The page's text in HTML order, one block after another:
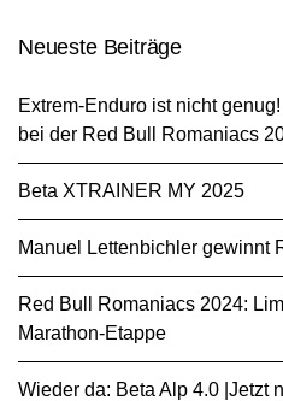
Neueste Beiträge
Extrem-Enduro ist nicht
bei der Red Bull Romaniacs
Beta XTRAINER MY 2025
Manuel Lettenbichler gewinnt
Red Bull Romaniacs 2024:
Marathon-Etappe
Wieder da: Beta Alp 4.0 |Jetzt